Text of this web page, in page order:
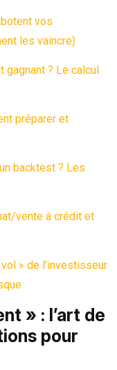
vos
les vaincre)
? Le calcul
préparer et
backtest ? Les
vente à crédit et
» de l’investisseur
» : l’art de
pour